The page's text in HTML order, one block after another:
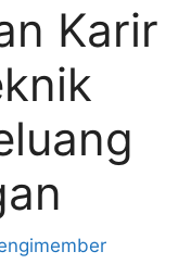
Karir